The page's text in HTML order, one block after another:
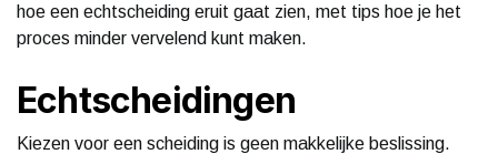
hoe een echtscheiding eruit gaat zien, met tips hoe je het
proces minder vervelend kunt maken.
Echtscheidingen
Kiezen voor een scheiding is geen makkelijke beslissing.